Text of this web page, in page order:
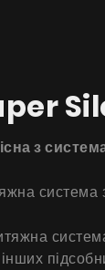
з
система
інших